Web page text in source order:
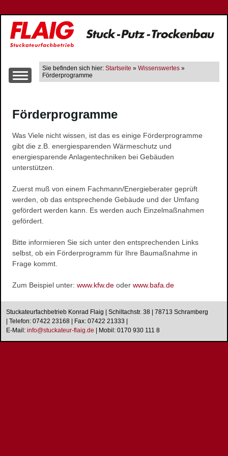
Sie befinden sich hier:Startseite »Wissenswertes »
Förderprogramme
Leistungen
Innen- und Aussenputzarbeiten
Trockenbau
Wärme-, Schall- und Brandschutz
Farbgestaltung
Fließestrich
Wasserschaden- sanierung
Reinigungsarbeiten
Herstellung und Verkauf von Stuck
Dekorative Oberflächen
Ihre Vorteile
Produkte
Förderprogramme
Was Viele nicht wissen, ist das es einige Förderprogramme
gibt die z.B. energiesparenden Wärmeschutz und
energiesparende Anlagentechniken bei Gebäuden
unterstützen.
Zuerst muß von einem Fachmann/Energieberater geprüft
werden, ob das entsprechende Gebäude und der Umfang
gefördert werden kann. Es werden auch Einzelmaßnahmen
gefördert.
Bitte informieren Sie sich unter den entsprechenden Links
selbst, ob ein Förderprogramm für Ihre Baumaßnahme in
Frage kommt.
Zum Beispiel unter: www.kfw.de oder www.bafa.de
Stuckateurfachbetrieb Konrad Flaig | Schiltachstr. 38 | 78713 Schramberg
| Telefon: 07422 23168 | Fax: 07422 21333 |
E-Mail: info@stuckateur-flaig.de Mobil: 0170 930 111 8